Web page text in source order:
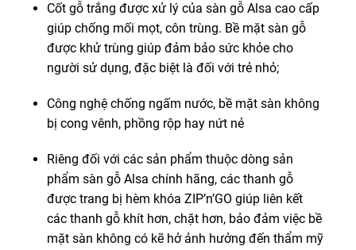
Cốt gỗ trắng được xử lý của sàn gỗ Alsa cao cấp
giúp chống mối mọt, côn trùng. Bề mặt sàn gỗ
được khử trùng giúp đảm bảo sức khỏe cho
người sử dụng, đặc biệt là đối với trẻ nhỏ;
Công nghệ chống ngấm nước, bề mặt sàn không
bị cong vênh, phồng rộp hay nứt nẻ
Riêng đối với các sản phẩm thuộc dòng sản
phẩm sàn gỗ Alsa chính hãng, các thanh gỗ
được trang bị hèm khóa ZIP’n’GO giúp liên kết
các thanh gỗ khít hơn, chặt hơn, bảo đảm việc bề
mặt sàn không có kẽ hở ảnh hưởng đến thẩm mỹ